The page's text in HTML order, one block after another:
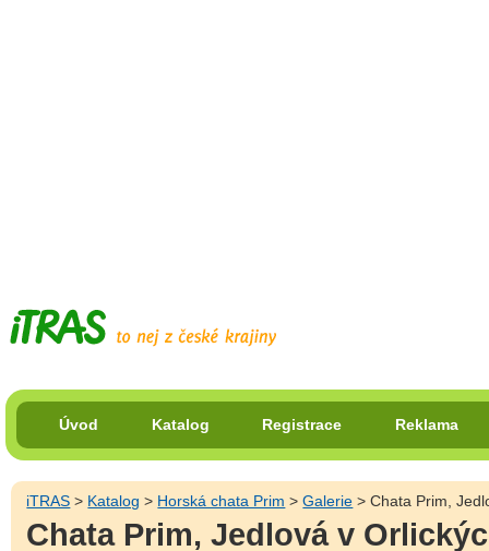
Úvod Katalog Registrace Reklama
iTRAS > Katalog > Horská chata Prim >Galerie > Chata Prim,
Chata Prim, Jedlová v